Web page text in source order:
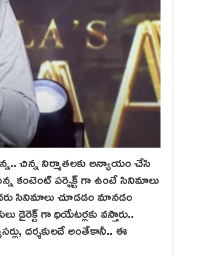
చిన్న నిర్మాతలకు అన్యాయం చేసి
కంటెంట్ పర్ఫెక్ట్ గా ఉంటే సినిమాలు
సినిమాలు చూడడం మానడం
గా ధియేటర్లకు వస్తారు..
దర్శకులదే అంతేకానీ.. ఈ